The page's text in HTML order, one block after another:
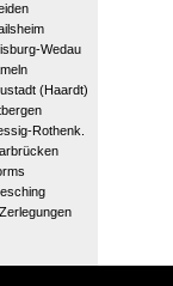
Wedau
(Haardt)
Rothenk.